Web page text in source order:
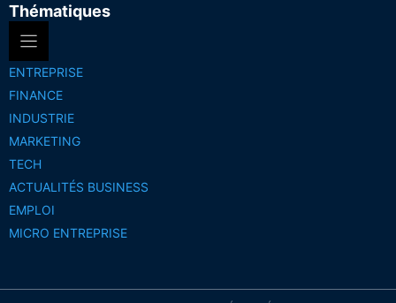
Thématiques
ENTREPRISE
FINANCE
INDUSTRIE
MARKETING
TECH
ACTUALITÉS BUSINESS
EMPLOI
MICRO ENTREPRISE